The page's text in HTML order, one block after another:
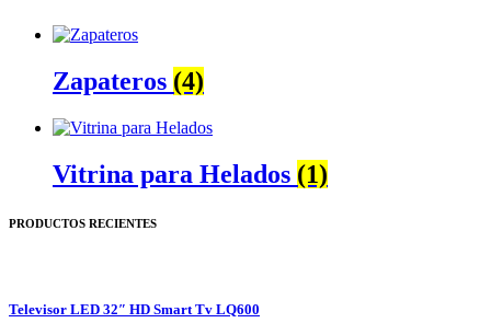
Zapateros (4)
Vitrina para Helados (1)
PRODUCTOS RECIENTES
Televisor LED 32″ HD Smart Tv LQ600